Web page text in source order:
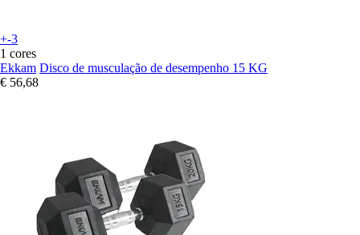
+-3
1 cores
Ekkam Disco de musculação de desempenho 15 KG
€ 56,68